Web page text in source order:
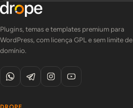
Plugins, temas e templates premium para
WordPress, com licença GPL e sem limite de
domínio.